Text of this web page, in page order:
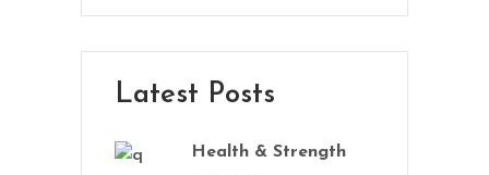
Latest Posts
Health & Strength